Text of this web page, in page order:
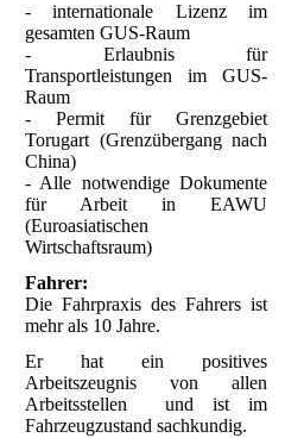
- internationale Lizenz im
gesamten GUS-Raum
- Erlaubnis für
Transportleistungen im GUS-
Raum
- Permit für Grenzgebiet
Torugart (Grenzübergang nach
China)
- Alle notwendige Dokumente
für Arbeit in EAWU
(Euroasiatischen
Wirtschaftsraum)
Fahrer:
Die Fahrpraxis des Fahrers ist
mehr als 10 Jahre.
Er hat ein positives
Arbeitszeugnis von allen
Arbeitsstellen und ist im
Fahrzeugzustand sachkundig.